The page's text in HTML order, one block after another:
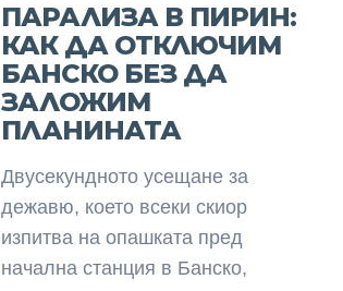
ПАРАЛИЗА В ПИРИН:
КАК ДА ОТКЛЮЧИМ
БАНСКО БЕЗ ДА
ЗАЛОЖИМ
ПЛАНИНАТА
Двусекундното усещане за
дежавю, което всеки скиор
изпитва на опашката пред
начална станция в Банско,